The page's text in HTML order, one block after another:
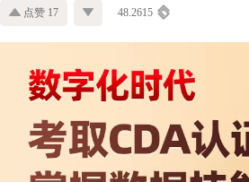
点赞 17 48.2615